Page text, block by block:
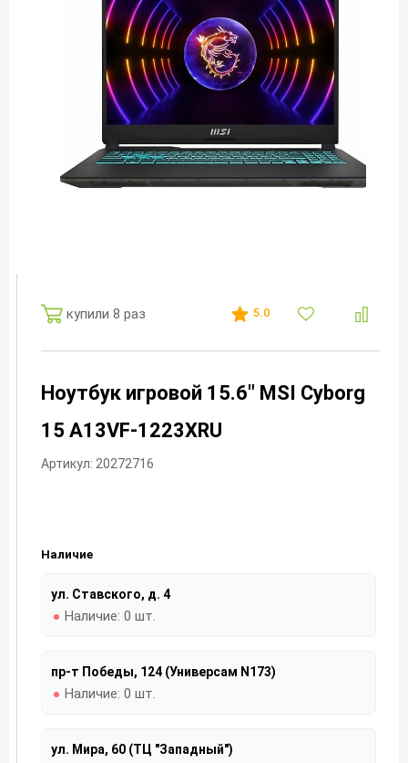
купили 8 раз 5.0
Ноутбук игровой 15.6" MSI Cyborg
15 A13VF-1223XRU
Артикул: 20272716
Наличие
ул. Ставского, д. 4
Наличие: 0 шт.
пр-т Победы, 124 (Универсам N173)
Наличие: 0 шт.
ул. Мира, 60 (ТЦ "Западный")